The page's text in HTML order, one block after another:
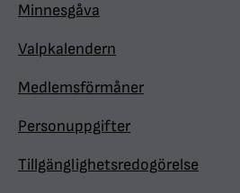
Minnesgåva
Valpkalendern
Medlemsförmåner
Personuppgifter
Tillgänglighetsredogörelse